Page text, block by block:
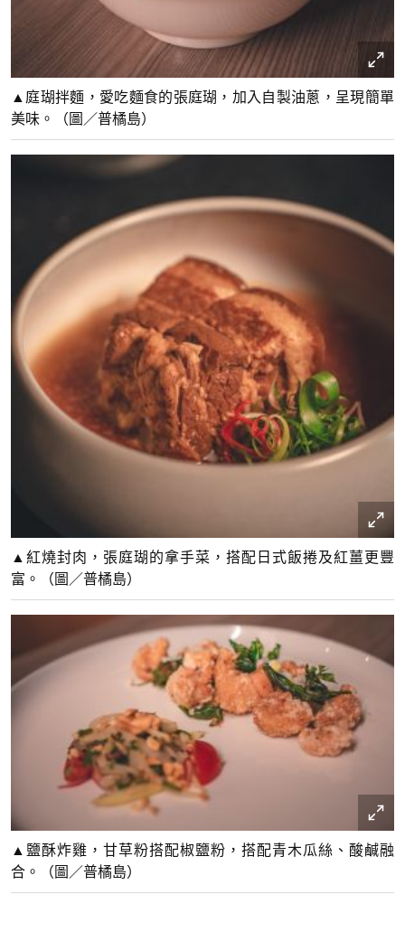
▲庭瑚拌麵，愛吃麵食的張庭瑚，加入自製油蔥，呈現簡單
美味。（圖／普橘島）
▲紅燒封肉，張庭瑚的拿手菜，搭配日式飯捲及紅薑更豐
富。（圖／普橘島）
▲鹽酥炸雞，甘草粉搭配椒鹽粉，搭配青木瓜絲、酸鹹融
合。（圖／普橘島）